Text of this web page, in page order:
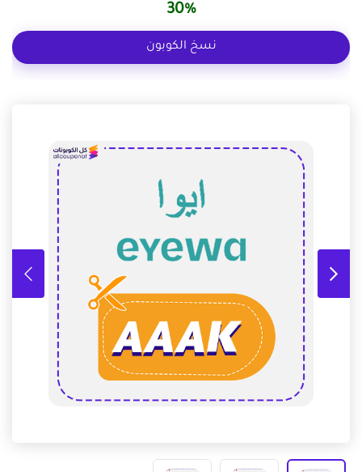
30%
نسخ الكوبون